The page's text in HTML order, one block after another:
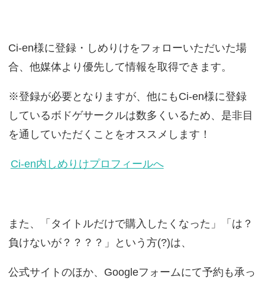
Ci-en様に登録・しめりけをフォローいただいた場
合、他媒体より優先して情報を取得できます。
※登録が必要となりますが、他にもCi-en様に登録
しているボドゲサークルは数多くいるため、是非目
を通していただくことをオススメします！
Ci-en内しめりけプロフィールへ
また、「タイトルだけで購入したくなった」「は？
負けないが？？？？」という方(?)は、
公式サイトのほか、Googleフォームにて予約も承っ